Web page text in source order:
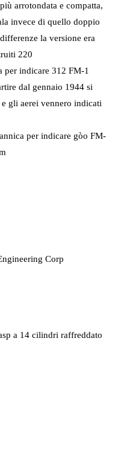
arrotondata e compatta,
invece di quello doppio
la versione era
220
per indicare 312 FM-1
dal gennaio 1944 si
gli aerei vennero indicati
per indicare gòo FM-
Corp
a 14 cilindri raffreddato